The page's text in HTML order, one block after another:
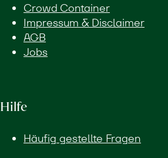
Crowd Container
Impressum & Disclaimer
AGB
Jobs
Hilfe
Häufig gestellte Fragen